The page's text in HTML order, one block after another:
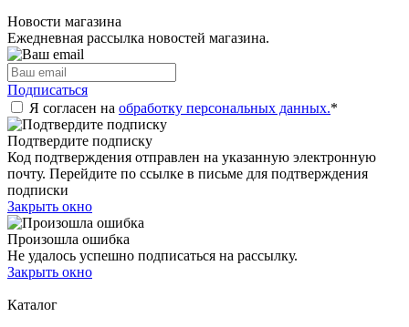
Новости магазина
Ежедневная рассылка новостей магазина.
Подписаться
Я согласен на обработку персональных данных.*
Подтвердите подписку
Код подтверждения отправлен на указанную электронную
почту. Перейдите по ссылке в письме для подтверждения
подписки
Закрыть окно
Произошла ошибка
Не удалось успешно подписаться на рассылку.
Закрыть окно
Каталог